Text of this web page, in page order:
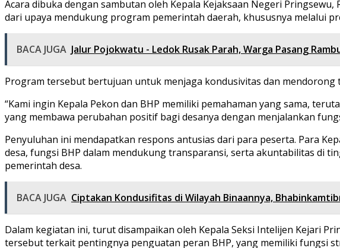
Acara dibuka dengan sambutan oleh Kepala Kejaksaan Negeri
dari upaya mendukung program pemerintah daerah, khususnya melalui
BACA JUGA Jalur Pojokwatu - Ledok Rusak Parah, Warga Pasang
Program tersebut bertujuan untuk menjaga kondusivitas dan
“Kami ingin Kepala Pekon dan BHP memiliki pemahaman yang sama,
yang membawa perubahan positif bagi desanya dengan menjalankan
Penyuluhan ini mendapatkan respons antusias dari para peserta. Para
desa, fungsi BHP dalam mendukung transparansi, serta akuntabilitas di
pemerintah desa.
BACA JUGA Ciptakan Kondusifitas di Wilayah Binaannya,
Dalam kegiatan ini, turut disampaikan oleh Kepala Seksi Intelijen Kejari
tersebut terkait pentingnya penguatan peran BHP, yang memiliki fungsi